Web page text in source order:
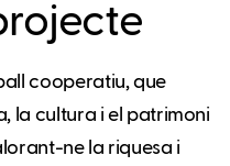
cooperatiu, que
la cultura i el patrimoni
ne la riquesa i